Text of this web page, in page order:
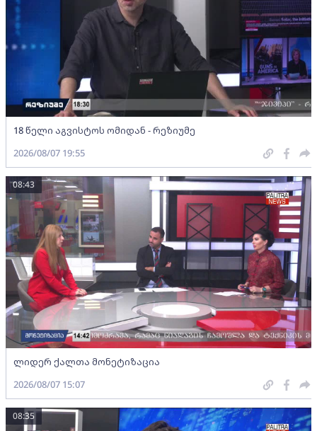
18 წელი აგვისტოს ომიდან - რეზიუმე
2026/08/07 19:55
ლიდერ ქალთა მონეტიზაცია
08:43
2026/08/07 15:07
08:35